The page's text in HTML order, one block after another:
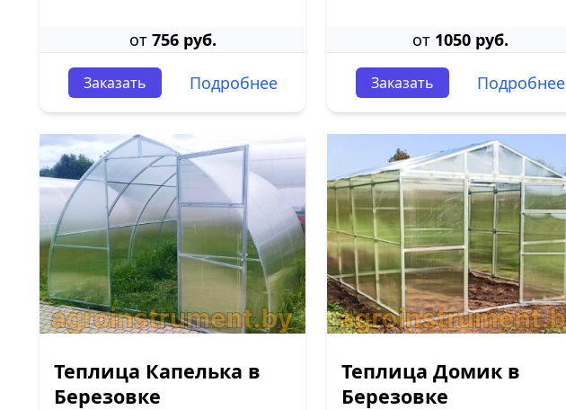
от 756 руб.
Заказать Подробнее
от 1050 руб.
Заказать Подробнее
Теплица Капелька в
Березовке
Теплица Домик в
Березовке